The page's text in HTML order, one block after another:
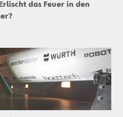
das Feuer in den